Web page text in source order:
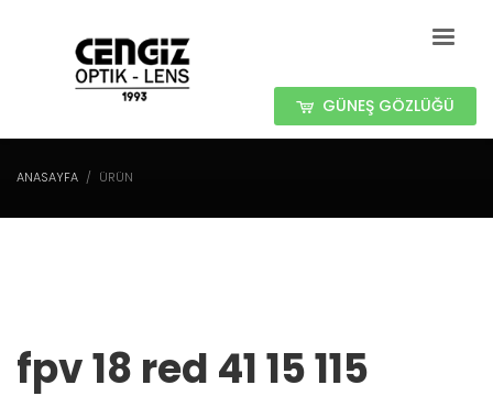
GÜNEŞ GÖZLÜĞÜ
ANASAYFA ÜRÜN
fpv 18 red 41 15 115